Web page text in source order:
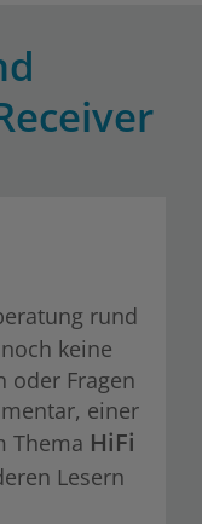
rund
keine
oder Fragen
einer
Thema HiFi
Lesern